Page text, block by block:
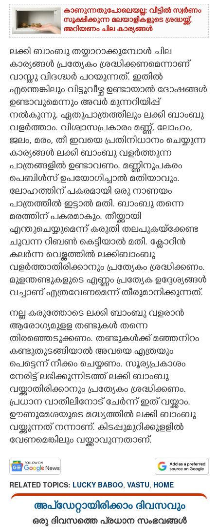
കാണുന്നതുപോലെയല്ല; വീട്ടിൽ സ്വർണം
സൂക്ഷിക്കുന്ന മലയാളികളുടെ ശ്രദ്ധയ്ക്ക്,
അറിയണം ചില കാര്യങ്ങൾ
ലക്കി ബാംബു തയ്യാറാക്കുമ്പോൾ ചില
കാര്യങ്ങൾ പ്രത്യേകം ശ്രദ്ധിക്കണമെന്നാണ്
വാസ്തു വിദഗ്ദ്ധർ പറയുന്നത്. ഇതിൽ
എന്തെങ്കിലും വിട്ടുവീഴ്ച ഉണ്ടായാൽ ദോഷങ്ങൾ
ഉണ്ടാവുമെന്നും അവർ മുന്നറിയിപ്പ്
നൽകുന്നു. ഏതുപാത്രത്തിലും ലക്കി ബാംബു
വളർത്താം. വിശ്വാസപ്രകാരം മണ്ണ്, ലോഹം,
ജലം, മരം, തീ ഇവയെ പ്രതിനിധാനം ചെയ്യുന്ന
കാര്യങ്ങൾ ലക്കി ബാംബു വളർത്തുന്ന
പാത്രങ്ങളിൽ ഉണ്ടാവണം. മണ്ണിനുപകരം
പെബിൾസ് ഉപയോഗിച്ചാൽ മതിയാവും.
ലോഹത്തിന് പകരമായി ഒരു നാണയം
പാത്രത്തിൽ ഇട്ടാൽ മതി. ബാംബു തന്നെ
മരത്തിന് പകരമാകും. തീയ്ക്കായി
എന്തുചെയ്യുമെന്ന് കരുതി തലപുകയ്ക്കേണ്ട
ചുവന്ന റിബൺ കെട്ടിയാൽ മതി. ക്ലോറിൻ
കലർന്ന വെള്ളത്തിൽ ലക്കിബാംബു
വളർത്താതിരിക്കാനും പ്രത്യേകം ശ്രദ്ധിക്കണം.
മുളന്തണ്ടുകളുടെ എണ്ണം പ്രത്യേക ഉദ്ദേശ്യങ്ങൾ
വച്ചാണ് എത്രവേണമെന്ന് തീരുമാനിക്കുന്നത്.
നല്ല കരുത്തോടെ ലക്കി ബാംബു വളരാൻ
ആരോഗ്യമുളള തണ്ടുകൾ തന്നെ
തിരഞ്ഞെടുക്കണം. തണ്ടുകൾക്ക് മഞ്ഞനിറം
കണ്ടുതുടങ്ങിയാൽ അവയെ എത്രയും
പെട്ടെന്ന് നീക്കം ചെയ്യണം. സൂര്യപ്രകാശം
നേരിട്ട് ലഭിക്കുന്നിടത്ത് ലക്കി ബാംബു
വയ്ക്കാതിരിക്കാനും പ്രത്യേകം ശ്രദ്ധിക്കണം.
പ്രധാന വാതിലിനോട് ചേർന്ന് ഇത് വയ്ക്കാം.
ഊണുമേശയുടെ മദ്ധ്യത്തിൽ ലക്കി ബാംബു
വയ്ക്കുന്നത് നന്നാണ്. കിടപ്പുമുറിക്കുളളിൽ
വേണമെങ്കിലും വയ്ക്കാവുന്നതാണ്.
RELATED TOPICS: LUCKY BABOO, VASTU, HOME
അപ്ഡേറ്റായിരിക്കാം ദിവസവും
ഒരു ദിവസത്തെ പ്രധാന സംഭവങ്ങൾ